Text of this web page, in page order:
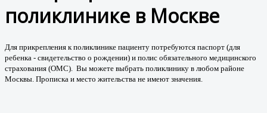
поликлинике в Москве
Для прикрепления к поликлинике пациенту потребуются паспорт (для
ребенка - свидетельство о рождении) и полис обязательного медицинского
страхования (ОМС). Вы можете выбрать поликлинику в любом районе
Москвы. Прописка и место жительства не имеют значения.